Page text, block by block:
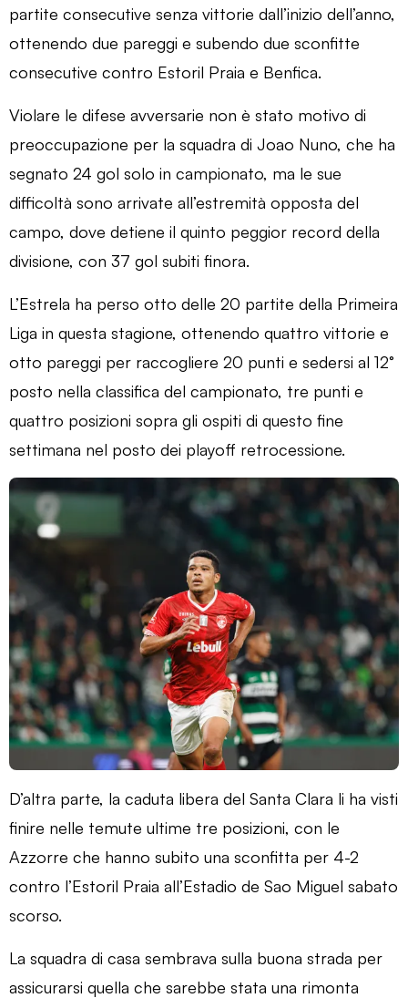
partite consecutive senza vittorie dall’inizio dell’anno,
ottenendo due pareggi e subendo due sconfitte
consecutive contro Estoril Praia e Benfica.
Violare le difese avversarie non è stato motivo di
preoccupazione per la squadra di Joao Nuno, che ha
segnato 24 gol solo in campionato, ma le sue
difficoltà sono arrivate all’estremità opposta del
campo, dove detiene il quinto peggior record della
divisione, con 37 gol subiti finora.
L’Estrela ha perso otto delle 20 partite della Primeira
Liga in questa stagione, ottenendo quattro vittorie e
otto pareggi per raccogliere 20 punti e sedersi al 12°
posto nella classifica del campionato, tre punti e
quattro posizioni sopra gli ospiti di questo fine
settimana nel posto dei playoff retrocessione.
D’altra parte, la caduta libera del Santa Clara li ha visti
finire nelle temute ultime tre posizioni, con le
Azzorre che hanno subito una sconfitta per 4-2
contro l’Estoril Praia all’Estadio de Sao Miguel sabato
scorso.
La squadra di casa sembrava sulla buona strada per
assicurarsi quella che sarebbe stata una rimonta